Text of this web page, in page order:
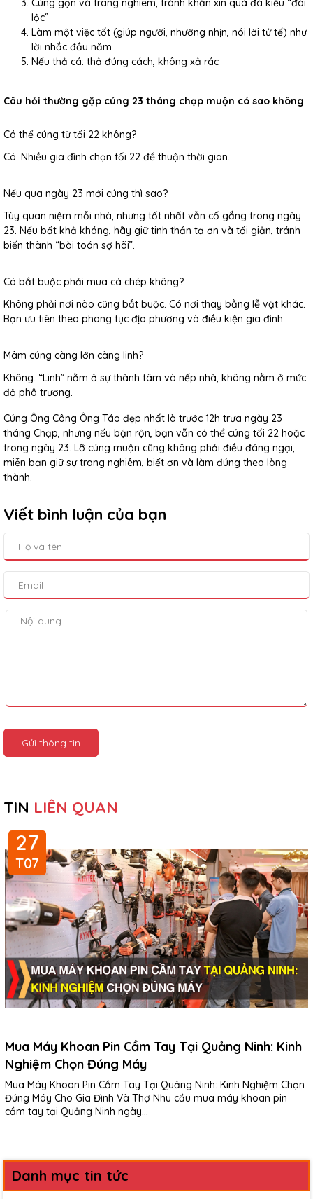
Cúng gọn và trang nghiêm, tránh khấn xin quá đà kiểu “đòi
lộc”
Làm một việc tốt (giúp người, nhường nhịn, nói lời tử tế) như
lời nhắc đầu năm
Nếu thả cá: thả đúng cách, không xả rác
Câu hỏi thường gặp cúng 23 tháng chạp muộn có sao không
Có thể cúng từ tối 22 không?
Có. Nhiều gia đình chọn tối 22 để thuận thời gian.
Nếu qua ngày 23 mới cúng thì sao?
Tùy quan niệm mỗi nhà, nhưng tốt nhất vẫn cố gắng trong ngày
23. Nếu bất khả kháng, hãy giữ tinh thần tạ ơn và tối giản, tránh
biến thành “bài toán sợ hãi”.
Có bắt buộc phải mua cá chép không?
Không phải nơi nào cũng bắt buộc. Có nơi thay bằng lễ vật khác.
Bạn ưu tiên theo phong tục địa phương và điều kiện gia đình.
Mâm cúng càng lớn càng linh?
Không. “Linh” nằm ở sự thành tâm và nếp nhà, không nằm ở mức
độ phô trương.
Cúng Ông Công Ông Táo đẹp nhất là trước 12h trưa ngày 23
tháng Chạp, nhưng nếu bận rộn, bạn vẫn có thể cúng tối 22 hoặc
trong ngày 23. Lỡ cúng muộn cũng không phải điều đáng ngại,
miễn bạn giữ sự trang nghiêm, biết ơn và làm đúng theo lòng
thành.
Viết bình luận của bạn
Gửi thông tin
TIN LIÊN QUAN
27
T07
Mua Máy Khoan Pin Cầm Tay Tại Quảng Ninh: Kinh
Nghiệm Chọn Đúng Máy
Mua Máy Khoan Pin Cầm Tay Tại Quảng Ninh: Kinh Nghiệm Chọn
Đúng Máy Cho Gia Đình Và Thợ Nhu cầu mua máy khoan pin
cầm tay tại Quảng Ninh ngày...
Danh mục tin tức